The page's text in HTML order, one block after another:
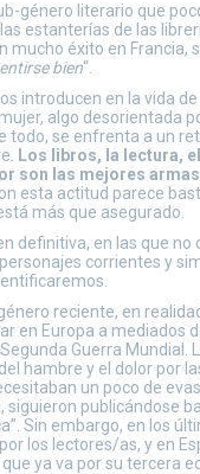
género literario que
estanterías de las
mucho éxito en Francia,
bien“.
introducen en la vida
algo desorientada
todo, se enfrenta a un
Los libros, la lectura,
son las mejores
esta actitud parece
más que asegurado.
definitiva, en las que no
corrientes y
reciente, en
en Europa a mediados
Guerra Mundial.
hambre y el dolor por
un poco de
siguieron publicándose
Sin embargo, en los
los lectores/as, y en
que ya va por su tercera